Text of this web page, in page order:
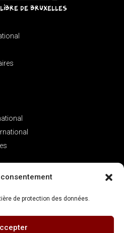
de protection des données.
DE BRUXELLES
law